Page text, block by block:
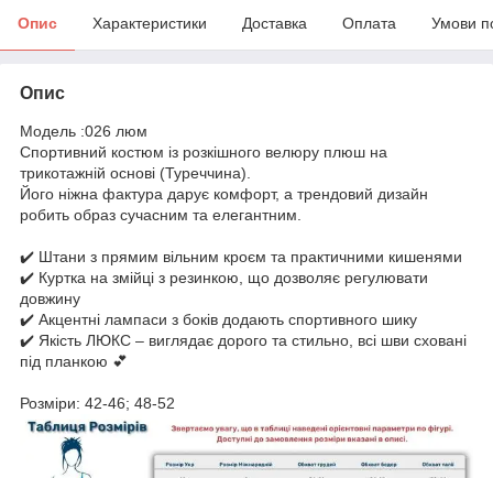
Опис Характеристики Доставка Оплата Умови
Опис
Модель :026 люм
Спортивний костюм із розкішного велюру плюш на
трикотажній основі (Туреччина).
Його ніжна фактура дарує комфорт, а трендовий дизайн
робить образ сучасним та елегантним.
✔️ Штани з прямим вільним кроєм та практичними кишенями
✔️ Куртка на змійці з резинкою, що дозволяє регулювати
довжину
✔️ Акцентні лампаси з боків додають спортивного шику
✔️ Якість ЛЮКС – виглядає дорого та стильно, всі шви сховані
під планкою 💕
Розміри: 42-46; 48-52